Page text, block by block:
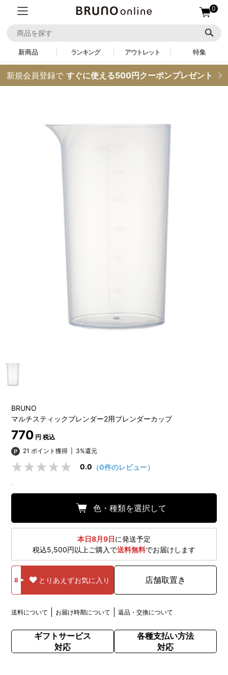
0
新商品 ランキング アウトレット 特集
新規会員登録で すぐに使える500円クーポンプレゼント
BRUNO
マルチスティックブレンダー2用ブレンダーカップ
770 円 税込
21 ポイント獲得
3%還元
0.0 （0件のレビュー）
色・種類を選択して
本日8月9日に発送予定
税込5,500円以上ご購入で送料無料でお届けします
8 とりあえずお気に入り 店舗取置き
送料について お届け時期について 返品・交換について
ギフトサービス
対応
各種支払い方法
対応